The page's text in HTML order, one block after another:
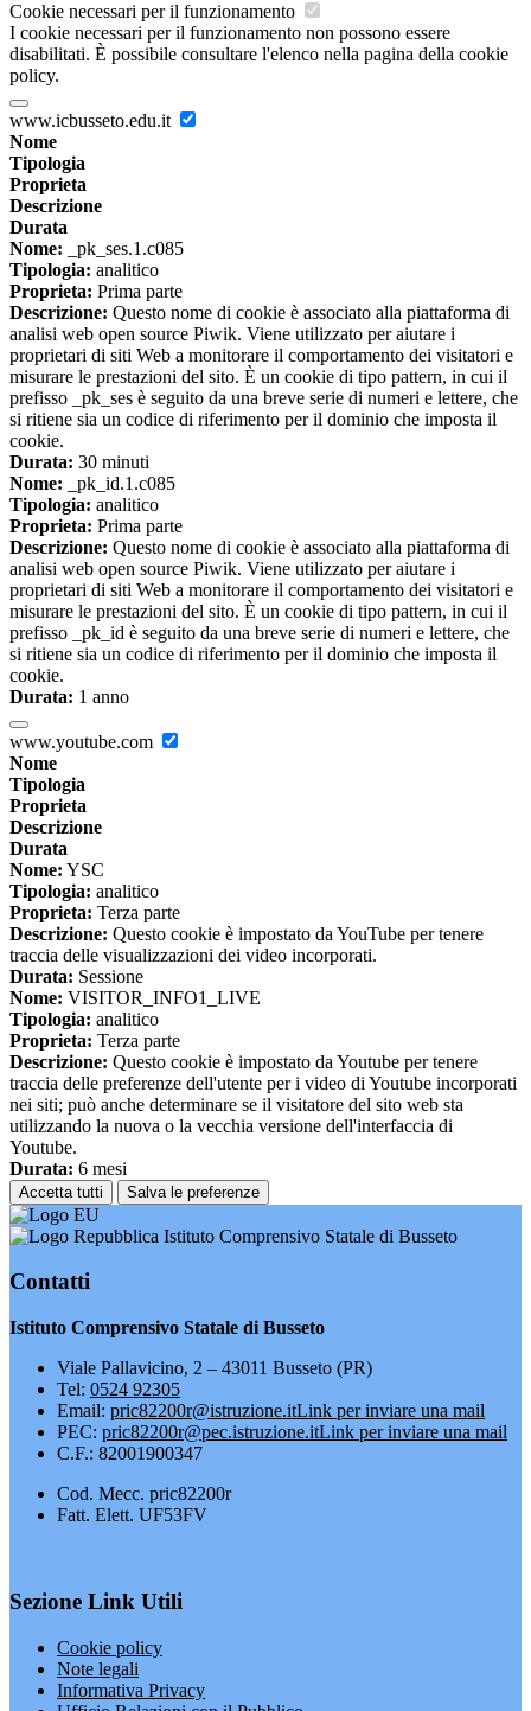
Cookie necessari per il funzionamento
I cookie necessari per il funzionamento non possono essere
disabilitati. È possibile consultare l'elenco nella pagina della cookie
policy.
www.icbusseto.edu.it
Nome
Tipologia
Proprieta
Descrizione
Durata
Nome: _pk_ses.1.c085
Tipologia: analitico
Proprieta: Prima parte
Descrizione: Questo nome di cookie è associato alla piattaforma di
analisi web open source Piwik. Viene utilizzato per aiutare i
proprietari di siti Web a monitorare il comportamento dei visitatori e
misurare le prestazioni del sito. È un cookie di tipo pattern, in cui il
prefisso _pk_ses è seguito da una breve serie di numeri e lettere, che
si ritiene sia un codice di riferimento per il dominio che imposta il
cookie.
Durata: 30 minuti
Nome: _pk_id.1.c085
Tipologia: analitico
Proprieta: Prima parte
Descrizione: Questo nome di cookie è associato alla piattaforma di
analisi web open source Piwik. Viene utilizzato per aiutare i
proprietari di siti Web a monitorare il comportamento dei visitatori e
misurare le prestazioni del sito. È un cookie di tipo pattern, in cui il
prefisso _pk_id è seguito da una breve serie di numeri e lettere, che
si ritiene sia un codice di riferimento per il dominio che imposta il
cookie.
Durata: 1 anno
www.youtube.com
Nome
Tipologia
Proprieta
Descrizione
Durata
Nome: YSC
Tipologia: analitico
Proprieta: Terza parte
Descrizione: Questo cookie è impostato da YouTube per tenere
traccia delle visualizzazioni dei video incorporati.
Durata: Sessione
Nome: VISITOR_INFO1_LIVE
Tipologia: analitico
Proprieta: Terza parte
Descrizione: Questo cookie è impostato da Youtube per tenere
traccia delle preferenze dell'utente per i video di Youtube incorporati
nei siti; può anche determinare se il visitatore del sito web sta
utilizzando la nuova o la vecchia versione dell'interfaccia di
Youtube.
Durata: 6 mesi
Accetta tutti Salva le preferenze
Istituto Comprensivo Statale di Busseto
Contatti
Istituto Comprensivo Statale di Busseto
Viale Pallavicino, 2 – 43011 Busseto (PR)
Tel: 0524 92305
Email: pric82200r@istruzione.itLink per inviare una mail
PEC: pric82200r@pec.istruzione.itLink per inviare una mail
C.F.: 82001900347
Cod. Mecc. pric82200r
Fatt. Elett. UF53FV
Sezione Link Utili
Cookie policy
Note legali
Informativa Privacy